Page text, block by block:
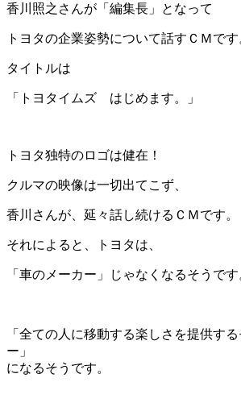
香川照之さんが「編集長」となって
トヨタの企業姿勢について話すＣＭです
タイトルは
「トヨタイムズ はじめます。」
トヨタ独特のロゴは健在！
クルマの映像は一切出てこず、
香川さんが、延々話し続けるＣＭです。
それによると、トヨタは、
「車のメーカー」じゃなくなるそうです
「全ての人に移動する楽しさを提供す
ー」
になるそうです。